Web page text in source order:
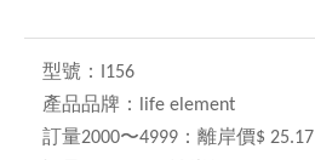
型號： I156
產品品牌： life element
訂量2000〜4999： 離岸價$ 25.17